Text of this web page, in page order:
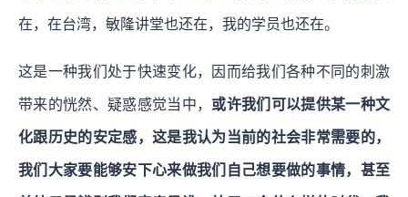
在，在台湾，敏隆讲堂也还在，我的学员也还在。
这是一种我们处于快速变化，因而给我们各种不同的刺激
带来的恍然、疑惑感觉当中， 或许我们可以提供某一种文
化跟历史的安定感，这是我认为当前的社会非常需要的，
我们大家要能够安下心来做我们自己想要做的事情，甚至